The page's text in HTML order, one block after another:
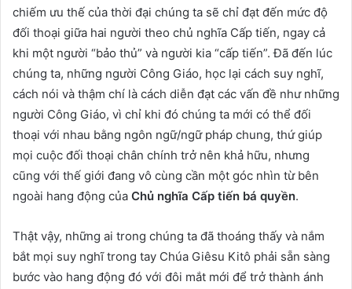
chiếm ưu thế của thời đại chúng ta sẽ chỉ đạt đến mức độ
đối thoại giữa hai người theo chủ nghĩa Cấp tiến, ngay cả
khi một người “bảo thủ” và người kia “cấp tiến”. Đã đến lúc
chúng ta, những người Công Giáo, học lại cách suy nghĩ,
cách nói và thậm chí là cách diễn đạt các vấn đề như những
người Công Giáo, vì chỉ khi đó chúng ta mới có thể đối
thoại với nhau bằng ngôn ngữ/ngữ pháp chung, thứ giúp
mọi cuộc đối thoại chân chính trở nên khả hữu, nhưng
cũng với thế giới đang vô cùng cần một góc nhìn từ bên
ngoài hang động của Chủ nghĩa Cấp tiến bá quyền.
Thật vậy, những ai trong chúng ta đã thoáng thấy và nắm
bắt mọi suy nghĩ trong tay Chúa Giêsu Kitô phải sẵn sàng
bước vào hang động đó với đôi mắt mới để trở thành ánh